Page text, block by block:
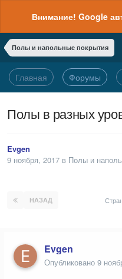
Внимание! Google
Полы и напольные покрытия
Главная Форумы
Полы в разных
Evgen
9 ноября, 2017 в Полы и
НАЗАД
Evgen
Опубликовано 9